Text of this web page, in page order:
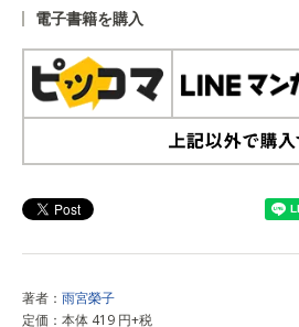
電子書籍を購入
著者： 雨宮榮子
定価：本体 419 円+税